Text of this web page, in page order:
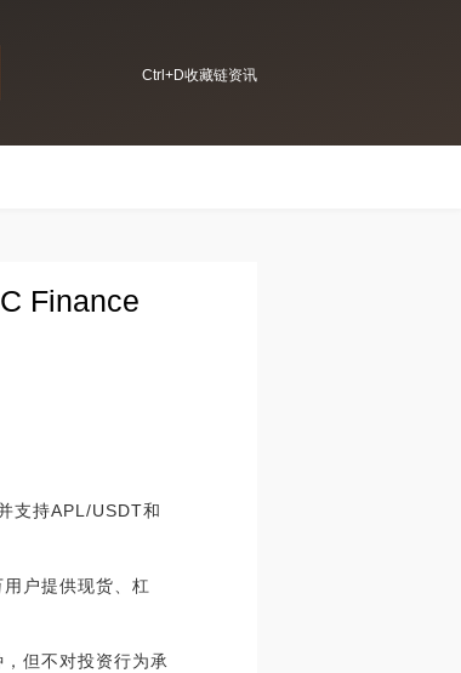
Ctrl+D收藏链资讯
Finance
支持APL/USDT和
户提供现货、杠
但不对投资行为承